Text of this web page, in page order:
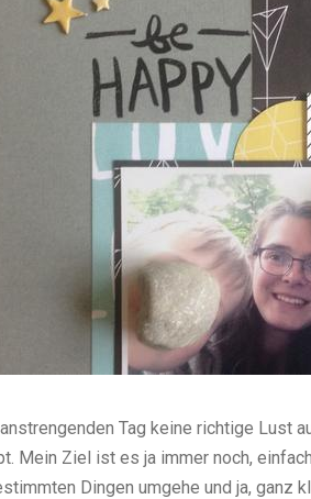
Tag keine richtige Lust
Mein Ziel ist es ja immer noch,
Dingen umgehe und ja, ganz